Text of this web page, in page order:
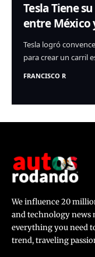
Tesla Tiene
entre México
Tesla logró
para crear un carril
FRANCISCO R
We influence 20
and technology news
everything you need
trend, traveling